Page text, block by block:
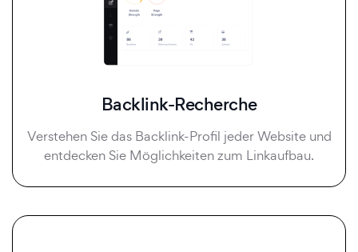
Backlink-Recherche
Verstehen Sie das Backlink-Profil jeder Website und
entdecken Sie Möglichkeiten zum Linkaufbau.